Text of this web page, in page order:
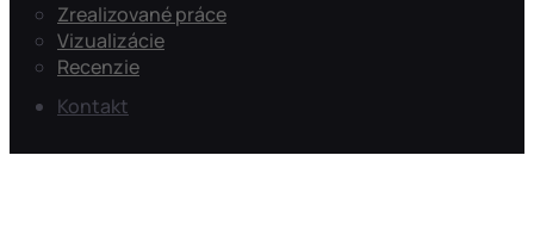
Zrealizované práce
Vizualizácie
Recenzie
Kontakt